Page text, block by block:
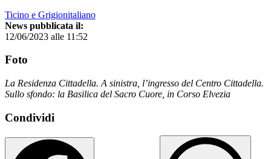
Ticino e Grigionitaliano
News pubblicata il:
12/06/2023 alle 11:52
Foto
La Residenza Cittadella. A sinistra, l’ingresso del Centro Cittadella.
Sullo sfondo: la Basilica del Sacro Cuore, in Corso Elvezia
Condividi